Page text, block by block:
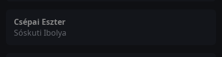
Csépai Eszter
Sóskuti Ibolya